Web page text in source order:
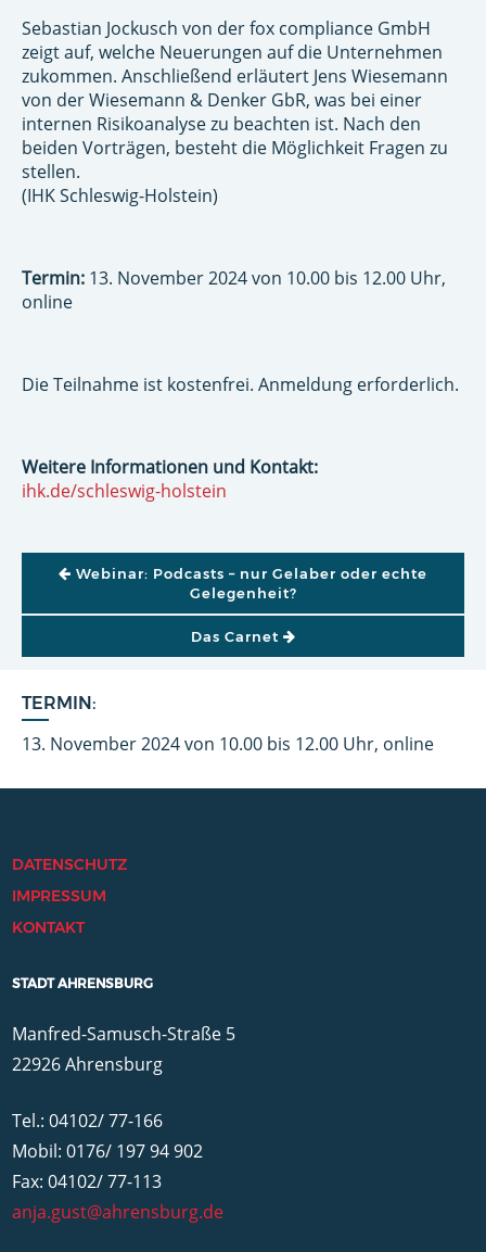
TERMIN:
13. November 2024 von 10.00 bis 12.00 Uhr, online
Sebastian Jockusch von der fox compliance GmbH
zeigt auf, welche Neuerungen auf die Unternehmen
zukommen. Anschließend erläutert Jens Wiesemann
von der Wiesemann & Denker GbR, was bei einer
internen Risikoanalyse zu beachten ist. Nach den
beiden Vorträgen, besteht die Möglichkeit Fragen zu
stellen.
(IHK Schleswig-Holstein)
Termin: 13. November 2024 von 10.00 bis 12.00 Uhr,
online
Die Teilnahme ist kostenfrei. Anmeldung erforderlich.
Weitere Informationen und Kontakt:
ihk.de/schleswig-holstein
BEITRAGSNAVIGATION
Webinar: Podcasts – nur Gelaber oder echte
Gelegenheit?
Das Carnet
DATENSCHUTZ
IMPRESSUM
KONTAKT
STADT AHRENSBURG
Manfred-Samusch-Straße 5
22926 Ahrensburg
Tel.: 04102/ 77-166
Mobil: 0176/ 197 94 902
Fax: 04102/ 77-113
anja.gust@ahrensburg.de